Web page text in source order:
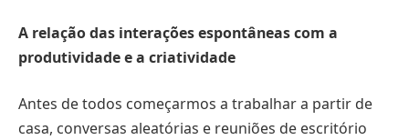
A relação das interações espontâneas com a
produtividade e a criatividade
Antes de todos começarmos a trabalhar a partir de
casa, conversas aleatórias e reuniões de escritório